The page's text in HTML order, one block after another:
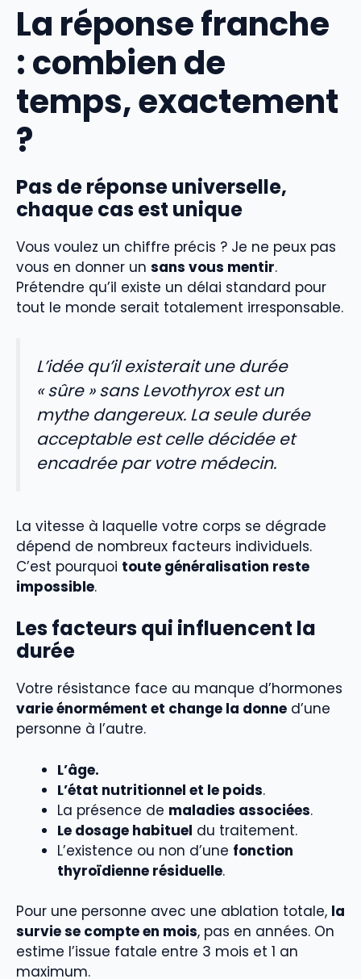
La réponse franche
: combien de
temps, exactement
?
Pas de réponse universelle,
chaque cas est unique
Vous voulez un chiffre précis ? Je ne peux pas
vous en donner un sans vous mentir.
Prétendre qu’il existe un délai standard pour
tout le monde serait totalement irresponsable.
L’idée qu’il existerait une durée
« sûre » sans Levothyrox est un
mythe dangereux. La seule durée
acceptable est celle décidée et
encadrée par votre médecin.
La vitesse à laquelle votre corps se dégrade
dépend de nombreux facteurs individuels.
C’est pourquoi toute généralisation reste
impossible.
Les facteurs qui influencent la
durée
Votre résistance face au manque d’hormones
varie énormément et change la donne d’une
personne à l’autre.
L’âge.
L’état nutritionnel et le poids.
La présence de maladies associées.
Le dosage habituel du traitement.
L’existence ou non d’une fonction
thyroïdienne résiduelle.
Pour une personne avec une ablation totale, la
survie se compte en mois, pas en années. On
estime l’issue fatale entre 3 mois et 1 an
maximum.